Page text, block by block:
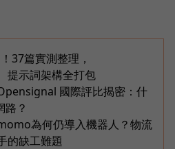
37篇實測整理，
提示詞架構全打包
國際評比揭密：什
路？
為何仍導入機器人？物流
的缺工難題